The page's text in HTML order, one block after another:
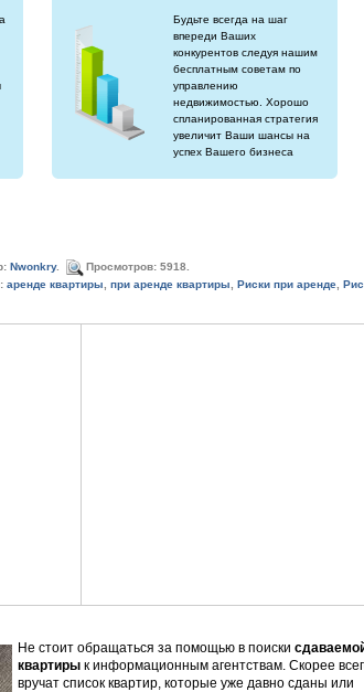
Будьте всегда на шаг
впереди Ваших
конкурентов следуя нашим
бесплатным советам по
управлению
недвижимостью. Хорошо
спланированная стратегия
увеличит Ваши шансы на
успех Вашего бизнеса
Nwonkry.
Просмотров: 5918.
аренде квартиры при аренде квартиры Риски при аренде,
Не стоит обращаться за помощью в поиски
квартирык информационным агентствам. Скорее
вручат список квартир, которые уже давно сданы или